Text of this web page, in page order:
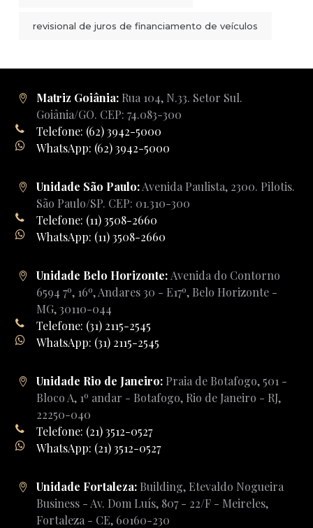
revisional de juros de financiamento de veículos
Matriz Goiânia:Rua 104, N.33. Setor Sul.
Goiânia/GO. CEP: 74.083-300
Telefone: (62) 3942-5000
WhatsApp: (62) 3942-5000
Unidade São Paulo:Avenida Paulista, 2300. Pilotis.
São Paulo/SP. CEP: 01.310-300
Telefone: (11) 3508-2660
WhatsApp: (11) 3508-2660
Unidade Belo Horizonte: Avenida do Contorno
6594 7º, 16º, Andares 30 - E17º, Belo Horizonte -
MG, 30110-044
Telefone: (31) 2115-2545
WhatsApp: (31) 2115-2545
Unidade Rio de Janeiro: Praia de Botafogo, 501 -
Bloco A, 1º andar - Botafogo, Rio de Janeiro - RJ,
22250-040
Telefone: (21) 3512-0527
WhatsApp: (21) 3512-0527
Unidade Fortaleza: Building, Etevaldo Nogueira
Business - Av. Dom Luís, 807 - 22/F - Meireles,
Fortaleza - CE, 60160-230